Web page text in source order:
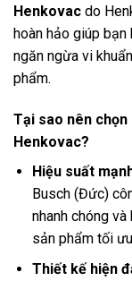
Henkovac do
hoàn hảo giúp
ngăn ngừa vi
phẩm.
Tại sao nên
Henkovac?
Hiệu suất
Busch (Đức)
nhanh chóng
sản phẩm tối
Thiết kế hiện